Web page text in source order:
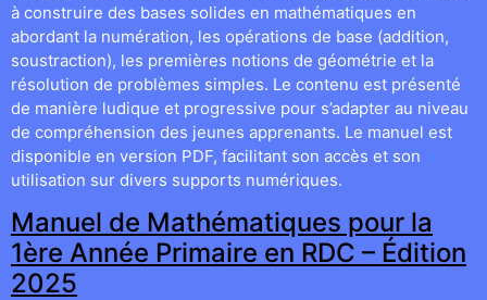
à construire des bases solides en mathématiques en
abordant la numération, les opérations de base (addition,
soustraction), les premières notions de géométrie et la
résolution de problèmes simples. Le contenu est présenté
de manière ludique et progressive pour s’adapter au niveau
de compréhension des jeunes apprenants. Le manuel est
disponible en version PDF, facilitant son accès et son
utilisation sur divers supports numériques.
Manuel de Mathématiques pour la
1ère Année Primaire en RDC – Édition
2025